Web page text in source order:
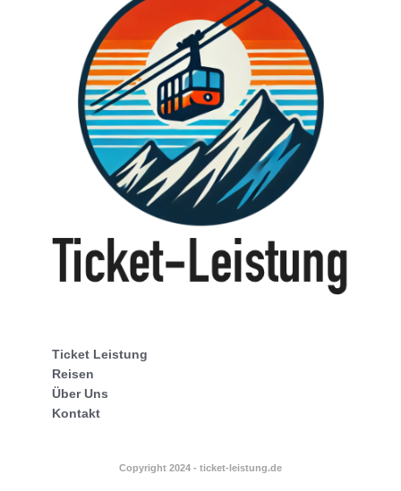
Ticket Leistung
Reisen
Über Uns
Kontakt
Copyright 2024 - ticket-leistung.de